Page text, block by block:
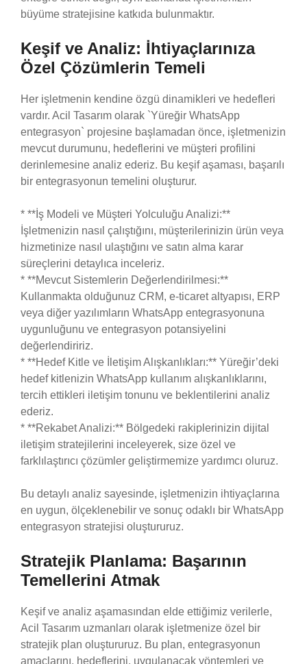
büyüme stratejisine katkıda bulunmaktır.
Keşif ve Analiz: İhtiyaçlarınıza
Özel Çözümlerin Temeli
Her işletmenin kendine özgü dinamikleri ve hedefleri
vardır. Acil Tasarım olarak `Yüreğir WhatsApp
entegrasyon` projesine başlamadan önce, işletmenizin
mevcut durumunu, hedeflerini ve müşteri profilini
derinlemesine analiz ederiz. Bu keşif aşaması, başarılı
bir entegrasyonun temelini oluşturur.
* **İş Modeli ve Müşteri Yolculuğu Analizi:**
İşletmenizin nasıl çalıştığını, müşterilerinizin ürün veya
hizmetinize nasıl ulaştığını ve satın alma karar
süreçlerini detaylıca inceleriz.
* **Mevcut Sistemlerin Değerlendirilmesi:**
Kullanmakta olduğunuz CRM, e-ticaret altyapısı, ERP
veya diğer yazılımların WhatsApp entegrasyonuna
uygunluğunu ve entegrasyon potansiyelini
değerlendiririz.
* **Hedef Kitle ve İletişim Alışkanlıkları:** Yüreğir’deki
hedef kitlenizin WhatsApp kullanım alışkanlıklarını,
tercih ettikleri iletişim tonunu ve beklentilerini analiz
ederiz.
* **Rekabet Analizi:** Bölgedeki rakiplerinizin dijital
iletişim stratejilerini inceleyerek, size özel ve
farklılaştırıcı çözümler geliştirmemize yardımcı oluruz.
Bu detaylı analiz sayesinde, işletmenizin ihtiyaçlarına
en uygun, ölçeklenebilir ve sonuç odaklı bir WhatsApp
entegrasyon stratejisi oluştururuz.
Stratejik Planlama: Başarının
Temellerini Atmak
Keşif ve analiz aşamasından elde ettiğimiz verilerle,
Acil Tasarım uzmanları olarak işletmenize özel bir
stratejik plan oluştururuz. Bu plan, entegrasyonun
amaçlarını, hedeflerini, uygulanacak yöntemleri ve